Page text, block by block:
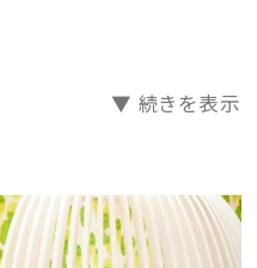
に違います。各客室説
布団が必要な場合は大
▼ 続きを表示